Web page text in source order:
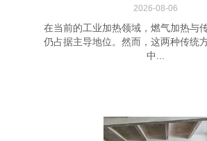
2026-08-06
在当前的工业加热领域，燃气加热与
仍占据主导地位。然而，这两种传统
中...